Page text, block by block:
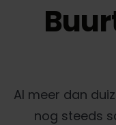
Al meer dan
nog steeds